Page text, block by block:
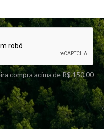
compra acima de R$ 150,00